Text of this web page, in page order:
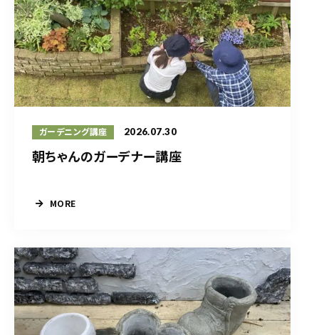
ガーデニング講座 2026.07.30
朝ちゃんのガーデナー講座
MORE